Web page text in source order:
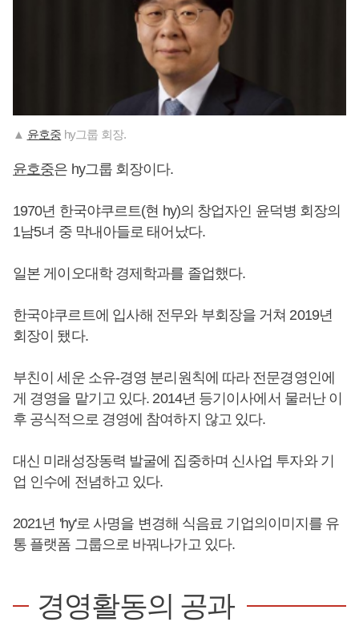
▲ 윤호중 hy그룹 회장.
윤호중은 hy그룹 회장이다.
1970년 한국야쿠르트(현 hy)의 창업자인 윤덕병 회장의
1남5녀 중 막내아들로 태어났다.
일본 게이오대학 경제학과를 졸업했다.
한국야쿠르트에 입사해 전무와 부회장을 거쳐 2019년
회장이 됐다.
부친이 세운 소유-경영 분리원칙에 따라 전문경영인에
게 경영을 맡기고 있다. 2014년 등기이사에서 물러난 이
후 공식적으로 경영에 참여하지 않고 있다.
대신 미래성장동력 발굴에 집중하며 신사업 투자와 기
업 인수에 전념하고 있다.
2021년 'hy'로 사명을 변경해 식음료 기업의이미지를 유
통 플랫폼 그룹으로 바꿔나가고 있다.
경영활동의 공과